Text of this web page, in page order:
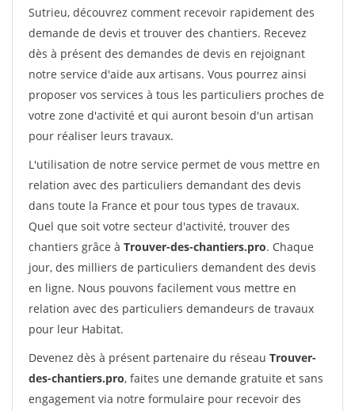
Sutrieu, découvrez comment recevoir rapidement des
demande de devis et trouver des chantiers. Recevez
dès à présent des demandes de devis en rejoignant
notre service d'aide aux artisans. Vous pourrez ainsi
proposer vos services à tous les particuliers proches de
votre zone d'activité et qui auront besoin d'un artisan
pour réaliser leurs travaux.
L'utilisation de notre service permet de vous mettre en
relation avec des particuliers demandant des devis
dans toute la France et pour tous types de travaux.
Quel que soit votre secteur d'activité, trouver des
chantiers grâce à Trouver-des-chantiers.pro. Chaque
jour, des milliers de particuliers demandent des devis
en ligne. Nous pouvons facilement vous mettre en
relation avec des particuliers demandeurs de travaux
pour leur Habitat.
Devenez dès à présent partenaire du réseau Trouver-
des-chantiers.pro, faites une demande gratuite et sans
engagement via notre formulaire pour recevoir des